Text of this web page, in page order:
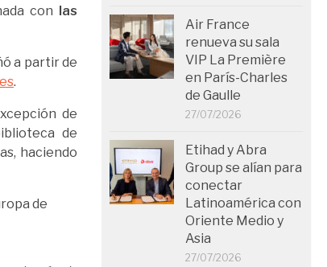
con las
a partir de
.
de
de
haciendo
de
Air France
renueva su sala
VIP La Première
en París-Charles
de Gaulle
27/07/2026
Etihad y Abra
Group se alían para
conectar
Latinoamérica con
Oriente Medio y
Asia
27/07/2026